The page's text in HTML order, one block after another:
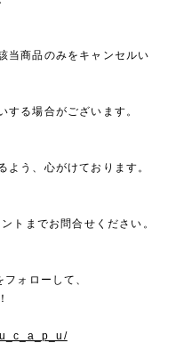
当商品のみをキャンセルい
する場合がございます。
よう、心がけております。
トまでお問合せください。
ォローして、